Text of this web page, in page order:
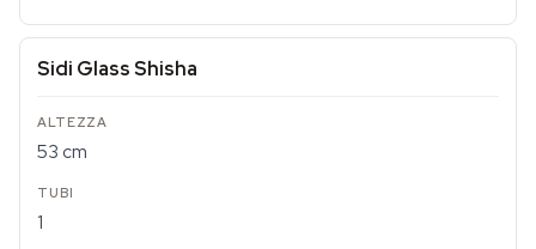
Sidi Glass Shisha
53 cm
1